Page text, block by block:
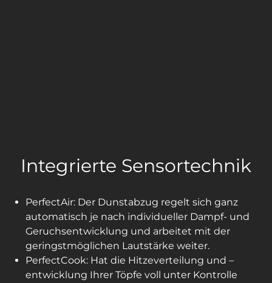
Integrierte Sensortechnik
PerfectAir: Der Dunstabzug regelt sich ganz
automatisch je nach individueller Dampf- und
Geruchsentwicklung und arbeitet mit der
geringstmöglichen Lautstärke weiter.
PerfectCook: Hat die Hitzeverteilung und –
entwicklung Ihrer Töpfe voll unter Kontrolle